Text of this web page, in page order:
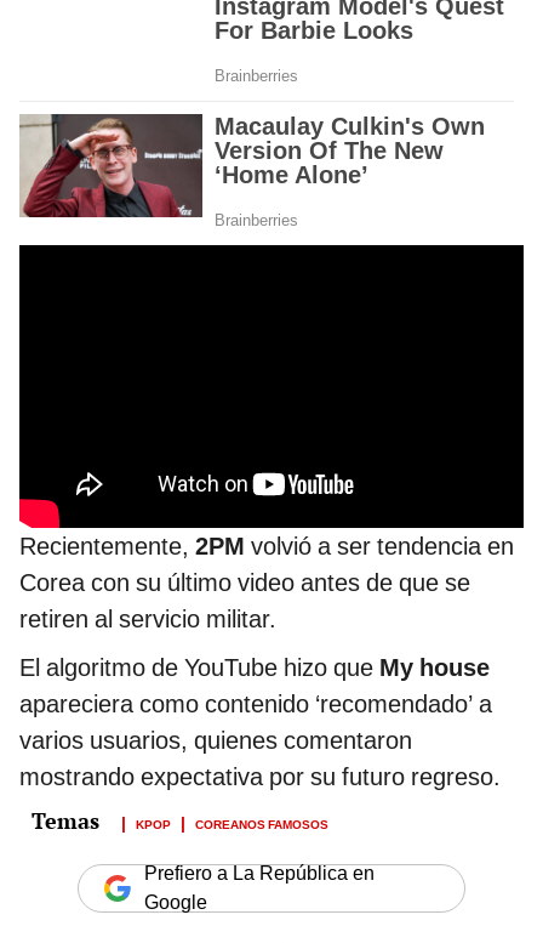
Recientemente, 2PM volvió a ser tendencia en
Corea con su último video antes de que se
retiren al servicio militar.
El algoritmo de YouTube hizo que My house
apareciera como contenido ‘recomendado’ a
varios usuarios, quienes comentaron
mostrando expectativa por su futuro regreso.
KPOP COREANOS FAMOSOS
Prefiero a La República en
Google